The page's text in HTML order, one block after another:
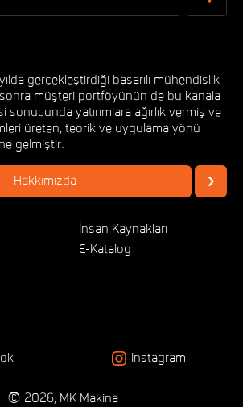
gerçekleştirdiği başarılı mühendislik
müşteri portföyünün de bu kanala
sonucunda yatırımlara ağırlık vermiş ve
üreten, teorik ve uygulama yönü
gelmiştir.
Hakkımızda
İnsan Kaynakları
E-Katalog
Instagram
© 2026, MK Makina